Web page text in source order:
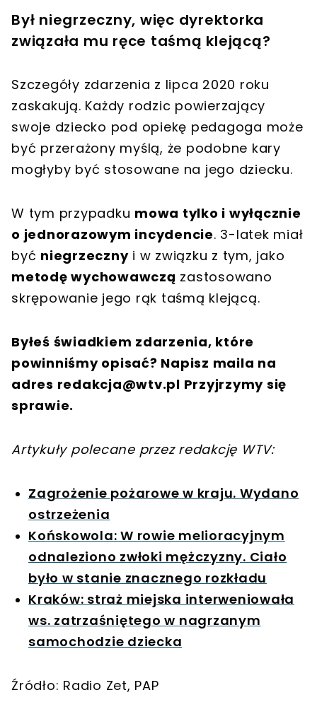
Był niegrzeczny, więc dyrektorka
związała mu ręce taśmą klejącą?
Szczegóły zdarzenia z lipca 2020 roku
zaskakują. Każdy rodzic powierzający
swoje dziecko pod opiekę pedagoga może
być przerażony myślą, że podobne kary
mogłyby być stosowane na jego dziecku.
W tym przypadku mowa tylko i wyłącznie
o jednorazowym incydencie. 3-latek miał
być niegrzecznyi w związku z tym, jako
metodę wychowawczą zastosowano
skrępowanie jego rąk taśmą klejącą.
Byłeś świadkiem zdarzenia, które
powinniśmy opisać? Napisz maila na
adres redakcja@wtv.pl Przyjrzymy się
sprawie.
Artykuły polecane przez redakcję WTV:
Zagrożenie pożarowe w kraju. Wydano
ostrzeżenia
Końskowola: W rowie melioracyjnym
odnaleziono zwłoki mężczyzny. Ciało
było w stanie znacznego rozkładu
Kraków: straż miejska interweniowała
ws. zatrzaśniętego w nagrzanym
samochodzie dziecka
Źródło: Radio Zet, PAP